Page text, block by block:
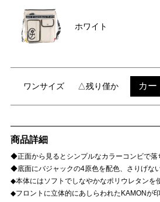
ホワイト
ワンサイズ △残り僅か カー
商品詳細
◆正面から見るとシンプルなカラーコンビで落
◆底面にバジャックの4原色を配色、さりげな
◆本体にはソフトでしなやかなポリウレタンを
◆フロントに立体的にあしらわれたKAMONが